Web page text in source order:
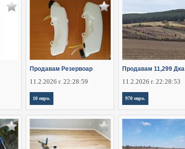
Продавам Резервоар
11.2.2026 г. 22:28:59
10 евро.
Продавам 11,299 Дка
11.2.2026 г. 22:28:53
970 евро.